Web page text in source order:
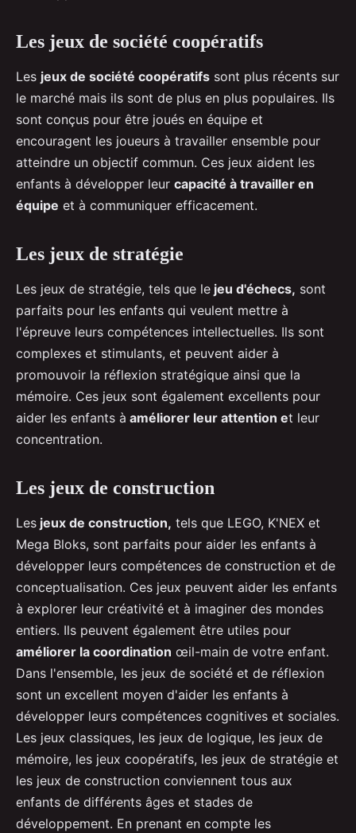
Les jeux de société coopératifs
Les jeux de société coopératifs sont plus récents sur
le marché mais ils sont de plus en plus populaires. Ils
sont conçus pour être joués en équipe et
encouragent les joueurs à travailler ensemble pour
atteindre un objectif commun. Ces jeux aident les
enfants à développer leur capacité à travailler en
équipe et à communiquer efficacement.
Les jeux de stratégie
Les jeux de stratégie, tels que le jeu d'échecs, sont
parfaits pour les enfants qui veulent mettre à
l'épreuve leurs compétences intellectuelles. Ils sont
complexes et stimulants, et peuvent aider à
promouvoir la réflexion stratégique ainsi que la
mémoire. Ces jeux sont également excellents pour
aider les enfants à améliorer leur attention et leur
concentration.
Les jeux de construction
Les jeux de construction, tels que LEGO, K'NEX et
Mega Bloks, sont parfaits pour aider les enfants à
développer leurs compétences de construction et de
conceptualisation. Ces jeux peuvent aider les enfants
à explorer leur créativité et à imaginer des mondes
entiers. Ils peuvent également être utiles pour
améliorer la coordination œil-main de votre enfant.
Dans l'ensemble, les jeux de société et de réflexion
sont un excellent moyen d'aider les enfants à
développer leurs compétences cognitives et sociales.
Les jeux classiques, les jeux de logique, les jeux de
mémoire, les jeux coopératifs, les jeux de stratégie et
les jeux de construction conviennent tous aux
enfants de différents âges et stades de
développement. En prenant en compte les